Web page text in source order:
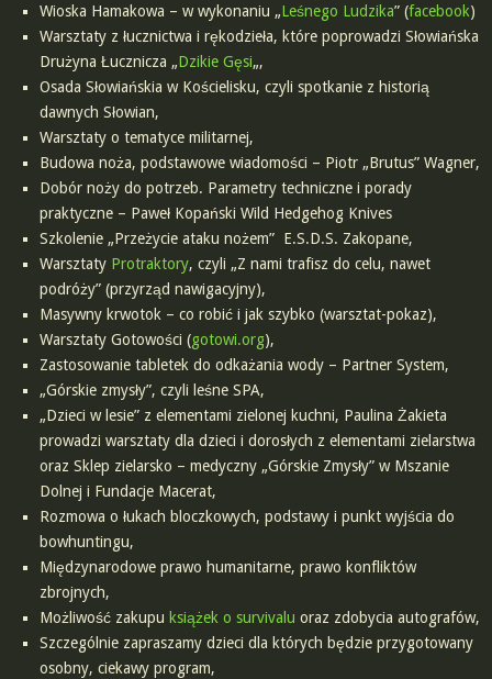
Wioska Hamakowa – w wykonaniu „Leśnego Ludzika” (facebook)
Warsztaty z łucznictwa i rękodzieła, które poprowadzi Słowiańska
Drużyna Łucznicza „Dzikie Gęsi„,
Osada Słowiańskia w Kościelisku, czyli spotkanie z historią
dawnych Słowian,
Warsztaty o tematyce militarnej,
Budowa noża, podstawowe wiadomości – Piotr „Brutus” Wagner,
Dobór noży do potrzeb. Parametry techniczne i porady
praktyczne – Paweł Kopański Wild Hedgehog Knives
Szkolenie „Przeżycie ataku nożem” E.S.D.S. Zakopane,
Warsztaty Protraktory, czyli „Z nami trafisz do celu, nawet
podróży” (przyrząd nawigacyjny),
Masywny krwotok – co robić i jak szybko (warsztat-pokaz),
Warsztaty Gotowości (gotowi.org),
Zastosowanie tabletek do odkażania wody – Partner System,
„Górskie zmysły”, czyli leśne SPA,
„Dzieci w lesie” z elementami zielonej kuchni, Paulina Żakieta
prowadzi warsztaty dla dzieci i dorosłych z elementami zielarstwa
oraz Sklep zielarsko – medyczny „Górskie Zmysły” w Mszanie
Dolnej i Fundacje Macerat,
Rozmowa o łukach bloczkowych, podstawy i punkt wyjścia do
bowhuntingu,
Międzynarodowe prawo humanitarne, prawo konfliktów
zbrojnych,
Możliwość zakupu książek o survivalu oraz zdobycia autografów,
Szczególnie zapraszamy dzieci dla których będzie przygotowany
osobny, ciekawy program,